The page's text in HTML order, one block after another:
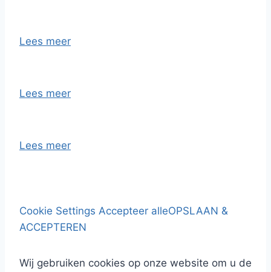
Lees meer
Lees meer
Lees meer
Cookie Settings Accepteer alleOPSLAAN &
ACCEPTEREN
Wij gebruiken cookies op onze website om u de